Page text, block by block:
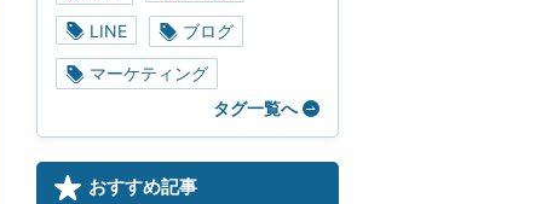
LINE ブログ
マーケティング
タグ一覧へ
おすすめ記事